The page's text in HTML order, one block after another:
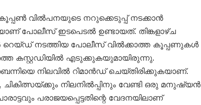
കൂപ്പൺ വിൽപനയുടെ നറുക്കെടുപ്പ് നടക്കാൻ
പോലീസ് ഇടപെടൽ ഉണ്ടായത്. തിങ്കളാഴ്ച
റെയ്ഡ് നടത്തിയ പോലീസ് വിൽക്കാത്ത കൂപ്പണുകൾ
കസ്റ്റഡിയിൽ എടുക്കുകയുമായിരുന്നു.
നിലവിൽ റിമാൻഡ് ചെയ്തിരിക്കുകയാണ്.
ചികിത്സയ്ക്കും നിലനിൽപ്പിനും വേണ്ടി ഒരു മനുഷ്യൻ
പരാജയപ്പെട്ടതിന്റെ വേദനയിലാണ്